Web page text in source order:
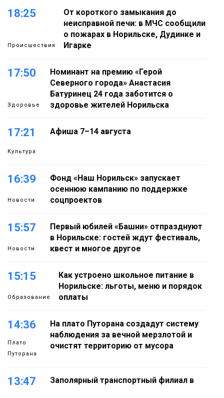
18:25
Происшествия
От короткого замыкания до
неисправной печи: в МЧС сообщили
о пожарах в Норильске, Дудинке и
Игарке
17:50
Здоровье
Номинант на премию «Герой
Северного города» Анастасия
Батуринец 24 года заботится о
здоровье жителей Норильска
17:21
Культура
Афиша 7–14 августа
16:39
Новости
Фонд «Наш Норильск» запускает
осеннюю кампанию по поддержке
соцпроектов
15:57
Новости
Первый юбилей «Башни» отпразднуют
в Норильске: гостей ждут фестиваль,
квест и многое другое
15:15
Образование
Как устроено школьное питание в
Норильске: льготы, меню и порядок
оплаты
14:36
Плато
Путорана
На плато Путорана создадут систему
наблюдения за вечной мерзлотой и
очистят территорию от мусора
13:47
Заполярный транспортный филиал в